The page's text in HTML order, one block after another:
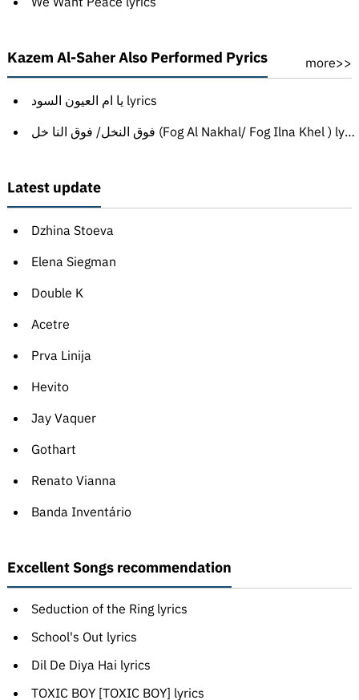
Kazem Al-Saher Also Performed Pyrics more>>
يا ام العيون السود lyrics
فوق النخل/ فوق النا خل (Fog Al Nakhal/ Fog Ilna Khel ) lyrics
Latest update
Dzhina Stoeva
Elena Siegman
Double K
Acetre
Prva Linija
Hevito
Jay Vaquer
Gothart
Renato Vianna
Banda Inventário
Excellent Songs recommendation
Seduction of the Ring lyrics
School's Out lyrics
Dil De Diya Hai lyrics
TOXIC BOY [TOXIC BOY] lyrics